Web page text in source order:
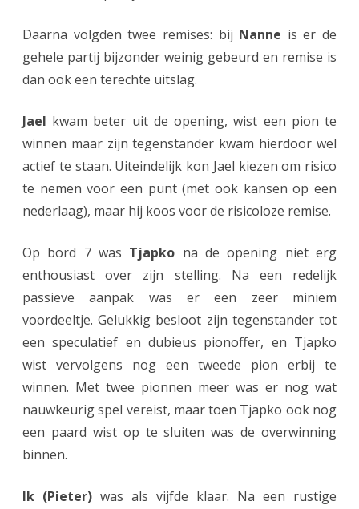
Daarna volgden twee remises: bij Nanne is er de
gehele partij bijzonder weinig gebeurd en remise is
dan ook een terechte uitslag.
Jael kwam beter uit de opening, wist een pion te
winnen maar zijn tegenstander kwam hierdoor wel
actief te staan. Uiteindelijk kon Jael kiezen om risico
te nemen voor een punt (met ook kansen op een
nederlaag), maar hij koos voor de risicoloze remise.
Op bord 7 was Tjapko na de opening niet erg
enthousiast over zijn stelling. Na een redelijk
passieve aanpak was er een zeer miniem
voordeeltje. Gelukkig besloot zijn tegenstander tot
een speculatief en dubieus pionoffer, en Tjapko
wist vervolgens nog een tweede pion erbij te
winnen. Met twee pionnen meer was er nog wat
nauwkeurig spel vereist, maar toen Tjapko ook nog
een paard wist op te sluiten was de overwinning
binnen.
Ik (Pieter) was als vijfde klaar. Na een rustige